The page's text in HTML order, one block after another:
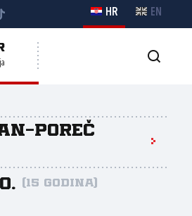
HR EN
Poreč
(15 godina)